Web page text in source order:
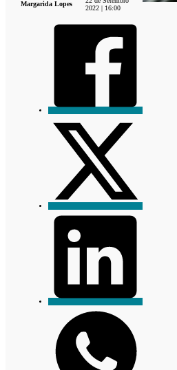
Margarida Lopes
2022 | 16:00